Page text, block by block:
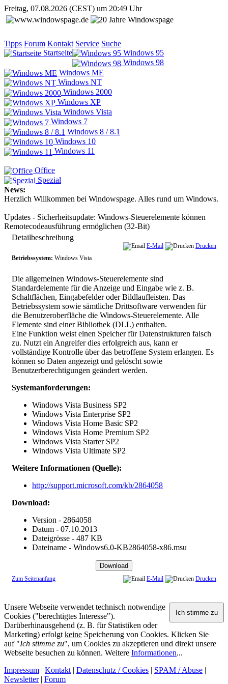
Freitag, 07.08.2026 (CEST) um 20:49 Uhr
Tipps Forum Kontakt Service Suche
Startseite
Windows 95
Windows 98
Windows ME
Windows NT
Windows 2000
Windows XP
Windows Vista
Windows 7
Windows 8 / 8.1
Windows 10
Windows 11
Office
Spezial
News:
Herzlich Willkommen bei Windowspage. Alles rund um Windows.
Updates - Sicherheitsupdate: Windows-Steuerelemente können
Remotecodeausführung ermöglichen (32-Bit)
Detailbeschreibung
E-Mail
Drucken
Betriebssystem: Windows Vista
Die allgemeinen Windows-Steuerelemente sind
Standardelemente für die Anzeige und Eingabe wie z. B.
Schaltflächen, Eingabefelder oder Bildlaufleisten. Das
Betriebssystem sowie sämtliche Drittsoftware verwenden für
die Benutzeroberfläche die Windows-Steuerelemente. Alle
Elemente sind einer Bibliothek (DLL) enthalten.
Eine Funktion weist einen Speicher für Datenstrukturen falsch
zu. Nutzt ein Angreifer dies erfolgreich aus, kann er
vollständige Kontrolle über das betroffene System erlangen. Es
können so Daten angezeigt und gelöscht sowie
Benutzerberechtigungen geändert werden.
Systemanforderungen:
Windows Vista Business SP2
Windows Vista Enterprise SP2
Windows Vista Home Basic SP2
Windows Vista Home Premium SP2
Windows Vista Starter SP2
Windows Vista Ultimate SP2
Weitere Informationen (Quelle):
http://support.microsoft.com/kb/2864058
Download:
Version - 2864058
Datum - 07.10.2013
Dateigrösse - 487 KB
Dateiname - Windows6.0-KB2864058-x86.msu
Zum Seitenanfang E-Mail Drucken
Unsere Webseite verwendet technisch notwendige
Cookies ("berechtigtes Interesse").
Darüberhinausgehend (z. B. für Statistiken oder
Marketing) erfolgt keine Speicherung von Cookies. Klicken Sie
auf "Ich stimme zu", um Cookies zu akzeptieren und direkt unsere
Webseite besuchen zu können. Weitere Informationen...
Impressum | Kontakt | Datenschutz / Cookies | SPAM / Abuse |
Newsletter| Forum